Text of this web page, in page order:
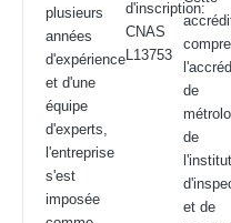
plusieurs
années
d'expérience
et d'une
équipe
d'experts,
l'entreprise
s'est
imposée
d'inscription:
CNAS
L13753
de
de
et de